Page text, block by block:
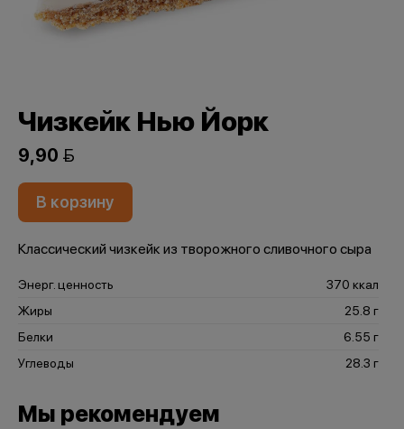
Чизкейк Нью Йорк
9,90 
В корзину
Классический чизкейк из творожного сливочного сыра
Энерг. ценность
370 ккал
Жиры
25.8 г
Белки
6.55 г
Углеводы
28.3 г
Мы рекомендуем